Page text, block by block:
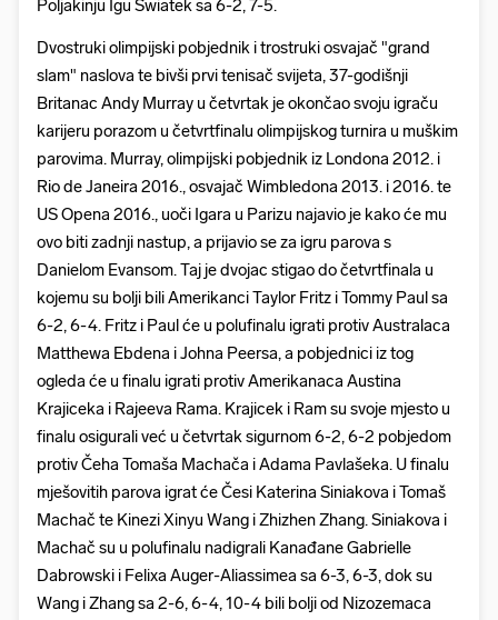
Poljakinju Igu Swiatek sa 6-2, 7-5.
Dvostruki olimpijski pobjednik i trostruki osvajač "grand
slam" naslova te bivši prvi tenisač svijeta, 37-godišnji
Britanac Andy Murray u četvrtak je okončao svoju igraču
karijeru porazom u četvrtfinalu olimpijskog turnira u muškim
parovima. Murray, olimpijski pobjednik iz Londona 2012. i
Rio de Janeira 2016., osvajač Wimbledona 2013. i 2016. te
US Opena 2016., uoči Igara u Parizu najavio je kako će mu
ovo biti zadnji nastup, a prijavio se za igru parova s
Danielom Evansom. Taj je dvojac stigao do četvrtfinala u
kojemu su bolji bili Amerikanci Taylor Fritz i Tommy Paul sa
6-2, 6-4. Fritz i Paul će u polufinalu igrati protiv Australaca
Matthewa Ebdena i Johna Peersa, a pobjednici iz tog
ogleda će u finalu igrati protiv Amerikanaca Austina
Krajiceka i Rajeeva Rama. Krajicek i Ram su svoje mjesto u
finalu osigurali već u četvrtak sigurnom 6-2, 6-2 pobjedom
protiv Čeha Tomaša Machača i Adama Pavlašeka. U finalu
mješovitih parova igrat će Česi Katerina Siniakova i Tomaš
Machač te Kinezi Xinyu Wang i Zhizhen Zhang. Siniakova i
Machač su u polufinalu nadigrali Kanađane Gabrielle
Dabrowski i Felixa Auger-Aliassimea sa 6-3, 6-3, dok su
Wang i Zhang sa 2-6, 6-4, 10-4 bili bolji od Nizozemaca